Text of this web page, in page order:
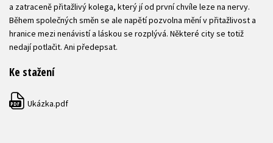
a zatraceně přitažlivý kolega, který jí od první chvíle leze na nervy.
Během společných směn se ale napětí pozvolna mění v přitažlivost a
hranice mezi nenávistí a láskou se rozplývá. Některé city se totiž
nedají potlačit. Ani předepsat.
Ke stažení
PDF Ukázka.pdf